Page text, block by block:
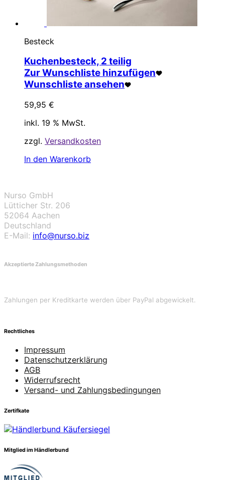
Besteck
Kuchenbesteck, 2 teilig
Zur Wunschliste hinzufügen
Wunschliste ansehen
59,95 €
inkl. 19 % MwSt.
zzgl. Versandkosten
In den Warenkorb
Nurso GmbH
Lütticher Str. 206
52064 Aachen
Deutschland
E-Mail: info@nurso.biz
Akzeptierte Zahlungsmethoden
Zahlungen per Kreditkarte werden über PayPal abgewickelt.
Rechtliches
Impressum
Datenschutzerklärung
AGB
Widerrufsrecht
Versand- und Zahlungsbedingungen
Zertifkate
Mitglied im Händlerbund